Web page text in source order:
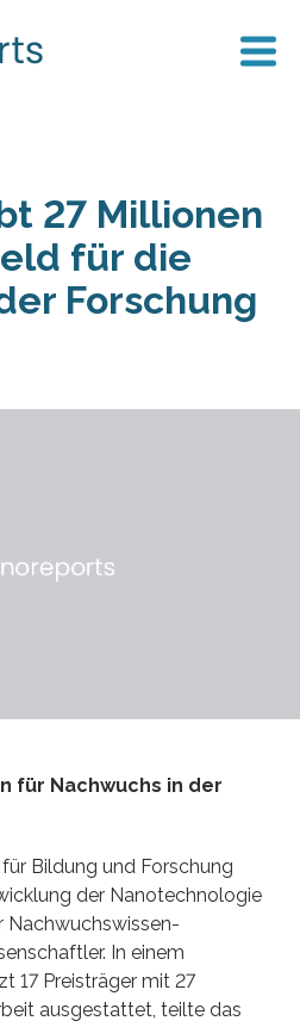
27 Millionen
für die
Forschung
für Nachwuchs in der
Bildung und Forschung
der Nanotechnologie
Nachwuchswissen-
In einem
17 Preisträger mit 27
ausgestattet, teilte das